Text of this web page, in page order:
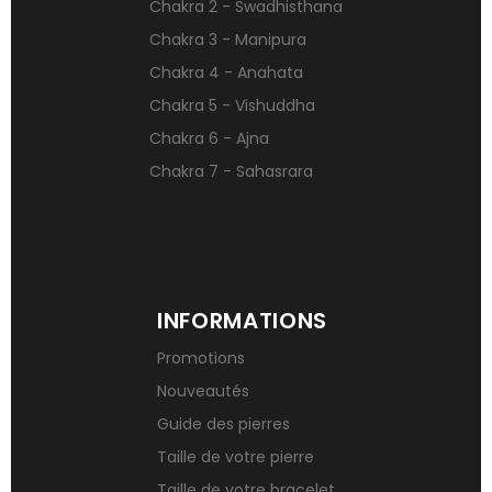
Qu’est-ce qu’une gemme ?
Signification des pierres de naissance
Chakra 2 - Swadhisthana
Chakra 3 - Manipura
Chakra 4 - Anahata
Chakra 5 - Vishuddha
Chakra 6 - Ajna
Chakra 7 - Sahasrara
INFORMATIONS
Promotions
Nouveautés
Guide des pierres
Taille de votre pierre